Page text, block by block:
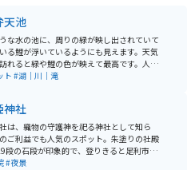
天池
な水の池に、周りの緑が映し出されていて
る鯉が浮いているようにも見えます。天気
れると緑や鯉の色が映えて最高です。人も
ていますが、長居する人が少ないのか有名
ト #湖｜川｜滝
神社
は、織物の守護神を祀る神社として知ら
ご利益でも人気のスポット。朱塗りの社殿
段の石段が印象的で、登りきると足利市街
絶景が広がる。境内には七つのご縁に対応
#夜景